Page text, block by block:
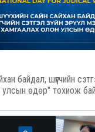
байдал, шүүгчийн
улсын өдөр" тохиож